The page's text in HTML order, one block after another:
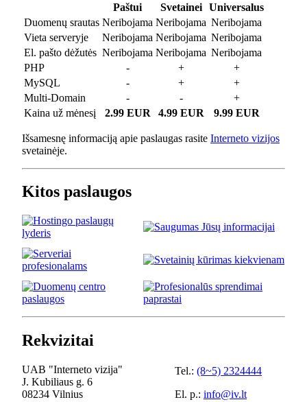
Paštui Svetainei
Universalus
Duomenų srautas Neribojama Neribojama Neribojama
Vieta serveryje
Neribojama Neribojama Neribojama
El. pašto dėžutės Neribojama Neribojama Neribojama
PHP
- +
+
MySQL
- +
+
Multi-Domain
- -
+
Kaina už mėnesį
2.99 EUR 4.99 EUR 9.99 EUR
Išsamesnę informaciją apie paslaugas rasite Interneto vizijos
svetainėje.
Kitos paslaugos
Rekvizitai
UAB "Interneto vizija"
J. Kubiliaus g. 6
08234 Vilnius
Tel.: (8~5) 2324444
El. p.: info@iv.lt